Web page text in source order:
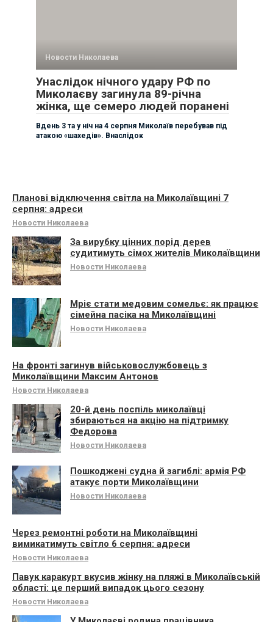
Новости Николаева
Унаслідок нічного удару РФ по
Миколаєву загинула 89-річна
жінка, ще семеро людей поранені
Вдень 3 та у ніч на 4 серпня Миколаїв перебував під
атакою «шахедів». Внаслідок
Планові відключення світла на Миколаївщині 7
серпня: адреси
Новости Николаева
За вирубку цінних порід дерев
судитимуть сімох жителів Миколаївщини
Новости Николаева
Мріє стати медовим сомельє: як працює
сімейна пасіка на Миколаївщині
Новости Николаева
На фронті загинув військовослужбовець з
Миколаївщини Максим Антонов
Новости Николаева
20-й день поспіль миколаївці
збираються на акцію на підтримку
Федорова
Новости Николаева
Пошкоджені судна й загиблі: армія РФ
атакує порти Миколаївщини
Новости Николаева
Через ремонтні роботи на Миколаївщині
вимикатимуть світло 6 серпня: адреси
Новости Николаева
Павук каракурт вкусив жінку на пляжі в Миколаївській
області: це перший випадок цього сезону
Новости Николаева